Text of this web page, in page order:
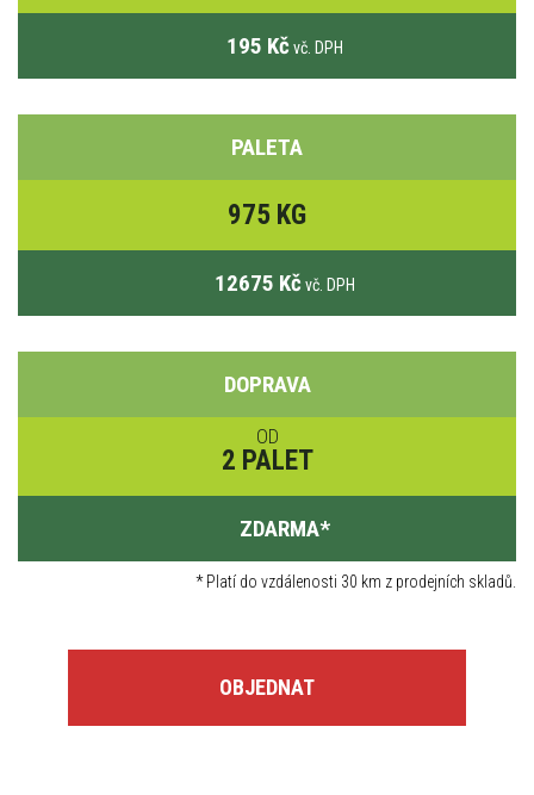
195 Kč vč. DPH
PALETA
975 KG
12675 Kč vč. DPH
DOPRAVA
OD
2 PALET
ZDARMA*
*Platí do vzdálenosti 30 km z prodejních skladů.
OBJEDNAT